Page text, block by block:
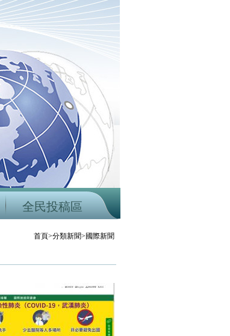
全民投稿區
首頁>分類新聞>國際新聞